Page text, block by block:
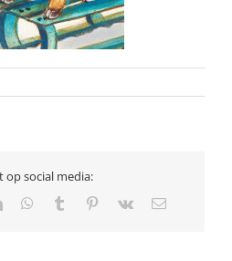
op social media:
LinkedInWhatsApp
Tumblr Pinterest
Vk
E-